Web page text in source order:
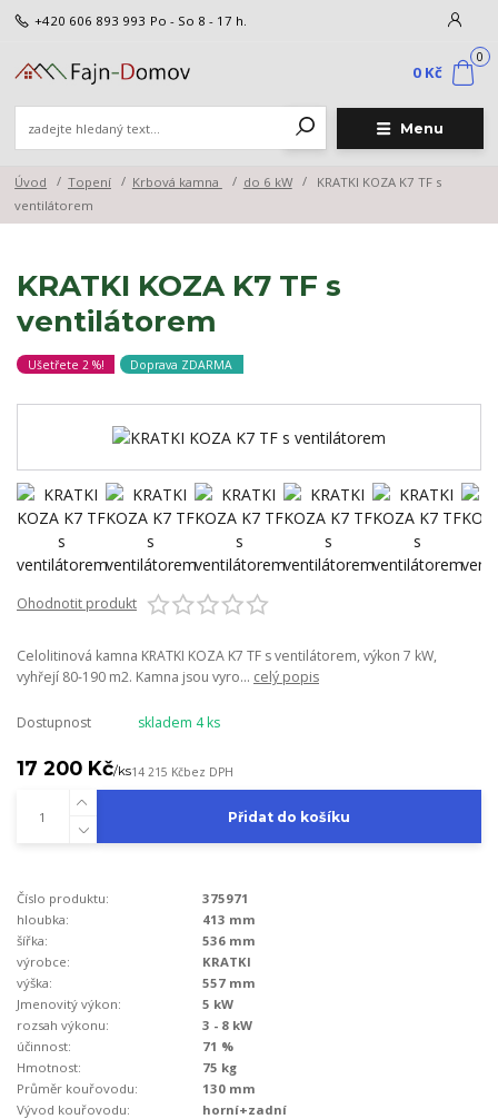
Menu
+420 606 893 993 Po - So 8 - 17 h.
0
0 Kč
Úvod Topení Krbová kamna do 6 kW
KRATKI KOZA K7 TF s
ventilátorem
KRATKI KOZA K7 TF s
ventilátorem
Ušetřete 2 %! Doprava ZDARMA
Ohodnotit produkt
Celolitinová kamna KRATKI KOZA K7 TF s ventilátorem, výkon 7 kW,
vyhřejí 80-190 m2. Kamna jsou vyro... celý popis
Dostupnost skladem 4 ks
17 200 Kč/ks14 215 Kčbez DPH
Přidat do košíku
Číslo produktu:
375971
hloubka:
413 mm
šířka:
536 mm
výrobce:
KRATKI
výška:
557 mm
Jmenovitý výkon:
5 kW
rozsah výkonu:
3 - 8 kW
účinnost:
71 %
Hmotnost:
75 kg
Průměr kouřovodu:
130 mm
Vývod kouřovodu:
horní+zadní